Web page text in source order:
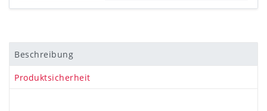
Beschreibung
Produktsicherheit